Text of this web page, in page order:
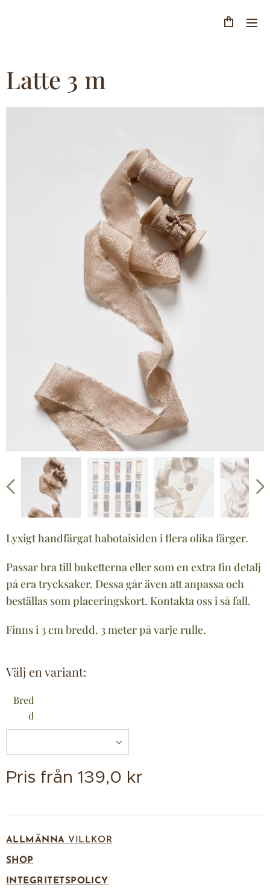
Latte 3 m
Lyxigt handfärgat habotaisiden i flera olika färger.
Passar bra till buketterna eller som en extra fin detalj
på era trycksaker. Dessa går även att anpassa och
beställas som placeringskort. Kontakta oss i så fall.
Finns i 3 cm bredd. 3 meter på varje rulle.
Välj en variant:
Bred
d
Pris från 139,0 kr
ALLMÄNNA VILLKOR
SHOP
INTEGRITETSPOLICY